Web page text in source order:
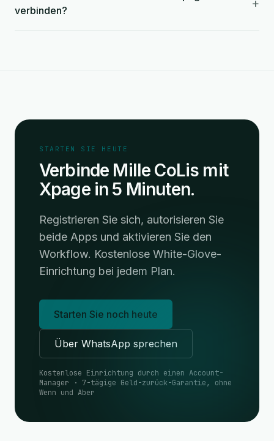
verbinden?
+
STARTEN SIE HEUTE
Verbinde Mille CoLis mit
Xpage in 5 Minuten.
Registrieren Sie sich, autorisieren Sie
beide Apps und aktivieren Sie den
Workflow. Kostenlose White-Glove-
Einrichtung bei jedem Plan.
Starten Sie noch heute
Über WhatsApp sprechen
Kostenlose Einrichtung durch einen Account-
Manager · 7-tägige Geld-zurück-Garantie, ohne
Wenn und Aber